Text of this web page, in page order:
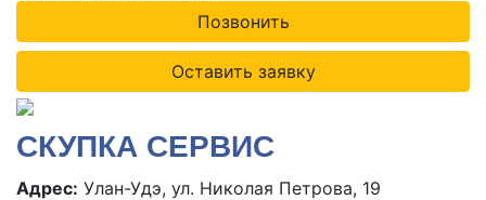
Позвонить
Оставить заявку
СКУПКА СЕРВИС
Адрес: Улан-Удэ, ул. Николая Петрова, 19